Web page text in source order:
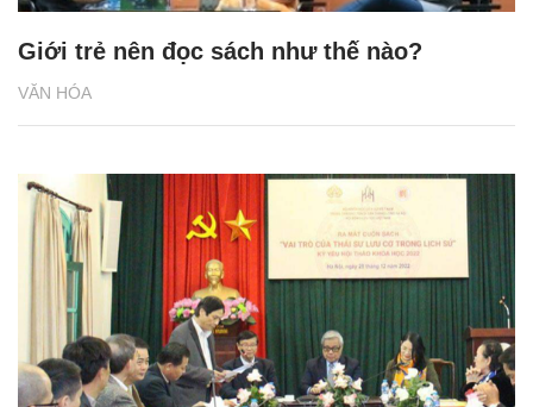
VĂN HÓA
Giới trẻ nên đọc sách như thế nào?